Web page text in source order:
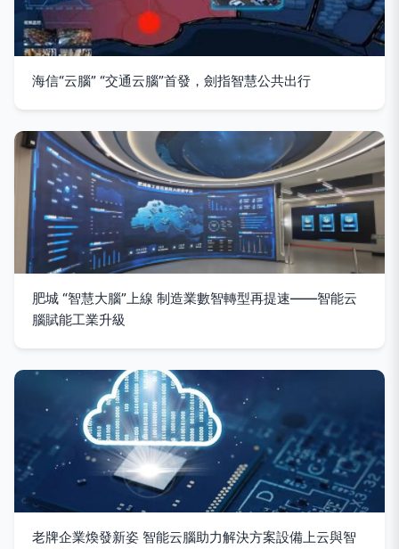
海信“云腦” “交通云腦”首發，劍指智慧公共出行
肥城 “智慧大腦”上線 制造業數智轉型再提速——智能云
腦賦能工業升級
老牌企業煥發新姿 智能云腦助力解決方案設備上云與智